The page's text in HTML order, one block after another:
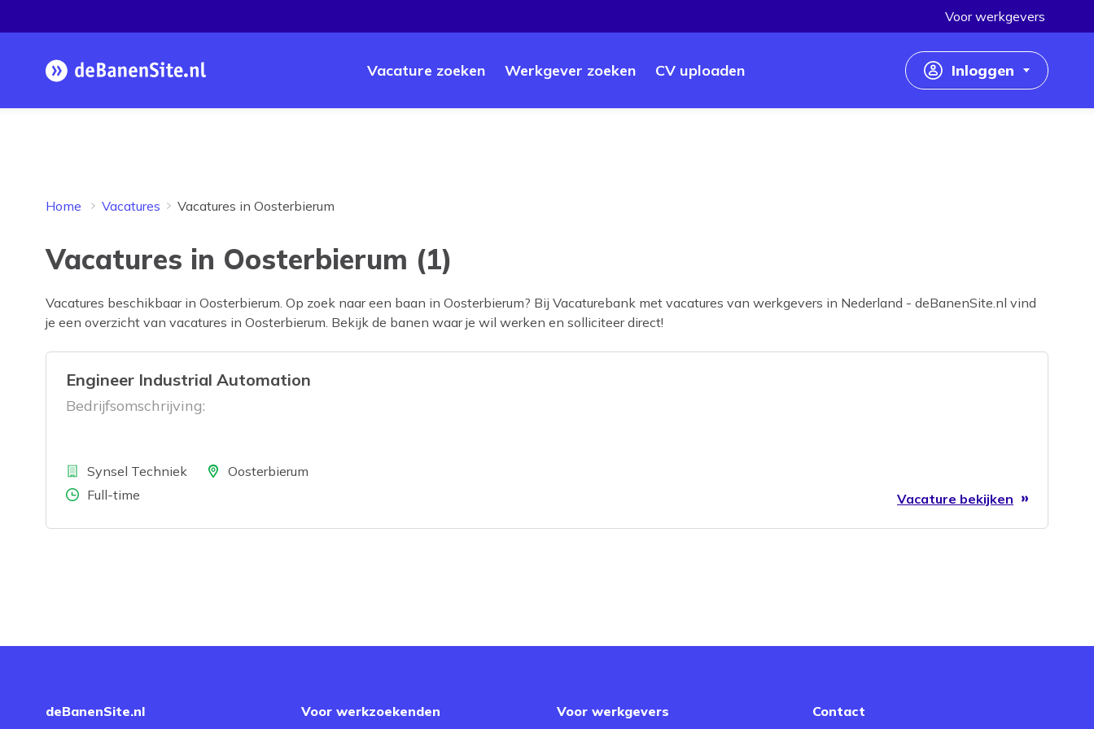
Homepage Vacature zoeken Werkgever zoeken CV uploaden
Voor werkgevers
Inloggen
Home Vacatures Vacatures in Oosterbierum
Vacatures in Oosterbierum (1)
Vacatures beschikbaar in Oosterbierum. Op zoek naar een baan in Oosterbierum? Bij Vacaturebank met vacatures van werkgevers in Nederland - deBanenSite.nl vind
je een overzicht van vacatures in Oosterbierum. Bekijk de banen waar je wil werken en solliciteer direct!
Engineer Industrial Automation
Bedrijfsomschrijving:
BedrijfSynsel Techniek LocatieOosterbierum
Aantal uren
Full-time Vacature bekijken
deBanenSite.nl Voor werkzoekenden Voor werkgevers Contact